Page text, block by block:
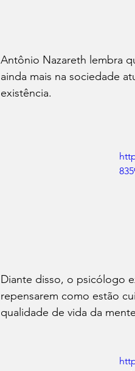
Antônio Nazareth lembra
ainda mais na sociedade
existência.
Diante disso, o psicólogo
repensarem como estão
qualidade de vida da